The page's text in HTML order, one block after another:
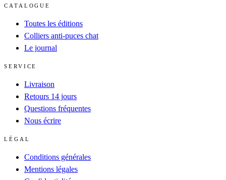
CATALOGUE
Toutes les éditions
Colliers anti-puces chat
Le journal
SERVICE
Livraison
Retours 14 jours
Questions fréquentes
Nous écrire
LÉGAL
Conditions générales
Mentions légales